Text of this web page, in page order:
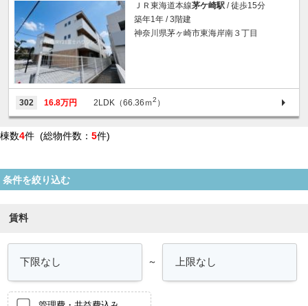
ＪＲ東海道本線茅ケ崎駅 / 徒歩15分
築年1年 / 3階建
神奈川県茅ヶ崎市東海岸南３丁目
302 16.8万円 2LDK（66.36ｍ2 ）
棟数4件 (総物件数： 5件)
条件を絞り込む
賃料
～